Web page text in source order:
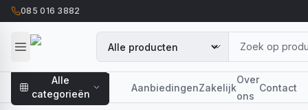
085 016 3882
Alle
categorieën
AanbiedingenZakelijk
Over
ons
Contact